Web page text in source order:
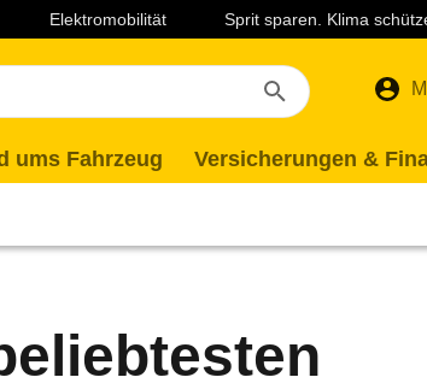
Elektromobilität Sprit sparen. Klima
ums Fahrzeug Versicherungen &